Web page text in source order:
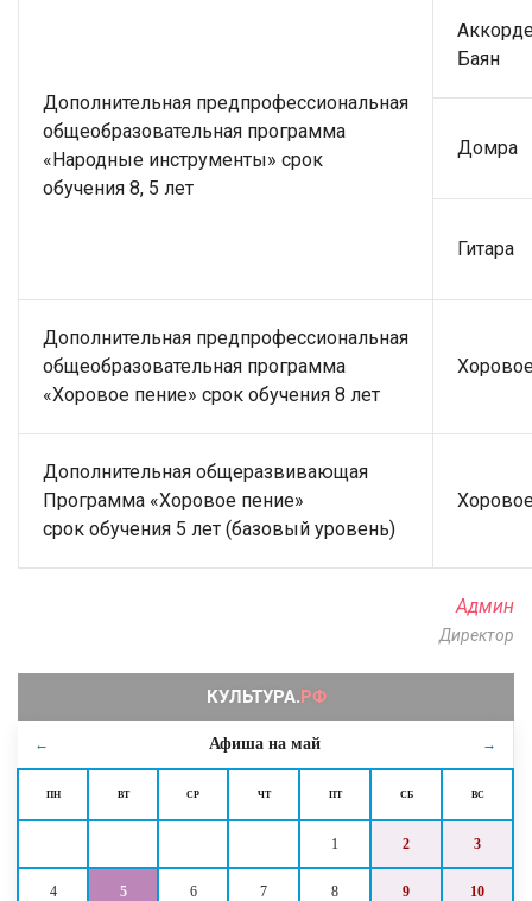
← Афиша на май →
ПН ВТ СР ЧТ ПТ СБ ВС
1 2 3
4 5 6 7 8 9 10
Дополнительная предпрофессиональная
общеобразовательная программа
«Народные инструменты» срок
обучения 8, 5 лет
Баян
Домра
Гитара
Дополнительная предпрофессиональная
общеобразовательная программа
«Хоровое пение» срок обучения 8 лет
Дополнительная общеразвивающая
Программа «Хоровое пение»
срок обучения 5 лет (базовый уровень)
Админ
Директор